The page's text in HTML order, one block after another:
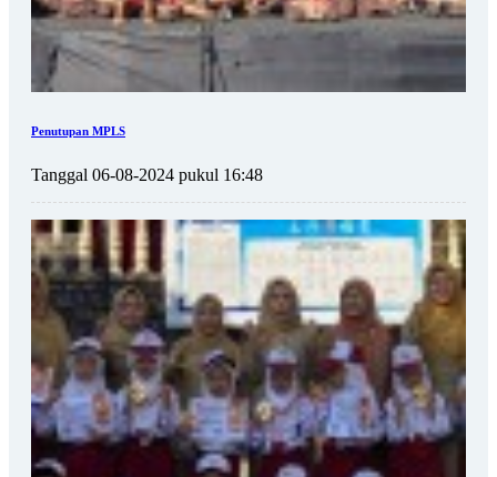
Penutupan MPLS
Tanggal 06-08-2024 pukul 16:48